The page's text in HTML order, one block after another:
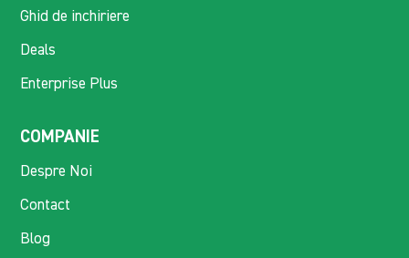
Ghid de inchiriere
Deals
Enterprise Plus
COMPANIE
Despre Noi
Contact
Blog